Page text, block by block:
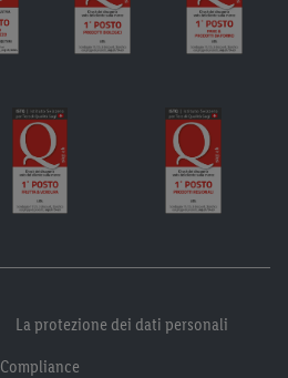
La protezione dei dati personali
Compliance